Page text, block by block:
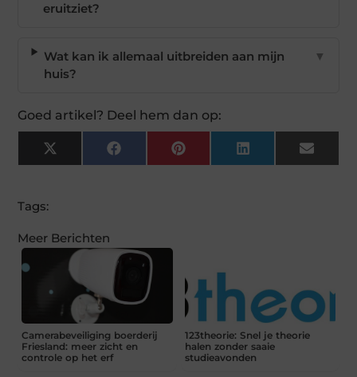
eruitziet?
Wat kan ik allemaal uitbreiden aan mijn
huis?
▼
Goed artikel? Deel hem dan op:
X
(Twitter)
FacebookPinterest LinkedIn Email
Tags:
Meer Berichten
Camerabeveiliging boerderij
Friesland: meer zicht en
controle op het erf
123theorie: Snel je theorie
halen zonder saaie
studieavonden